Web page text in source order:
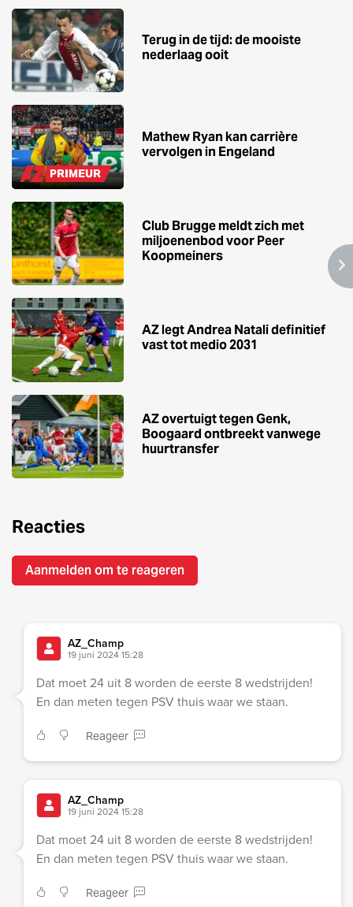
Terug in de tijd: de mooiste
nederlaag ooit
Mathew Ryan kan carrière
vervolgen in Engeland
PRIMEUR
Club Brugge meldt zich met
miljoenenbod voor Peer
Koopmeiners
AZ legt Andrea Natali definitief
vast tot medio 2031
AZ overtuigt tegen Genk,
Boogaard ontbreekt vanwege
huurtransfer
Reacties
Aanmelden om te reageren
AZ_Champ
19 juni 2024 15:28
Dat moet 24 uit 8 worden de eerste 8 wedstrijden!
En dan meten tegen PSV thuis waar we staan.
Reageer
AZ_Champ
19 juni 2024 15:28
Dat moet 24 uit 8 worden de eerste 8 wedstrijden!
En dan meten tegen PSV thuis waar we staan.
Reageer